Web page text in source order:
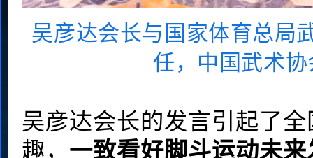
吴彦达会长与国家体育总局
任，中国武术
吴彦达会长的发言引起了
趣， 一致看好脚斗运动未